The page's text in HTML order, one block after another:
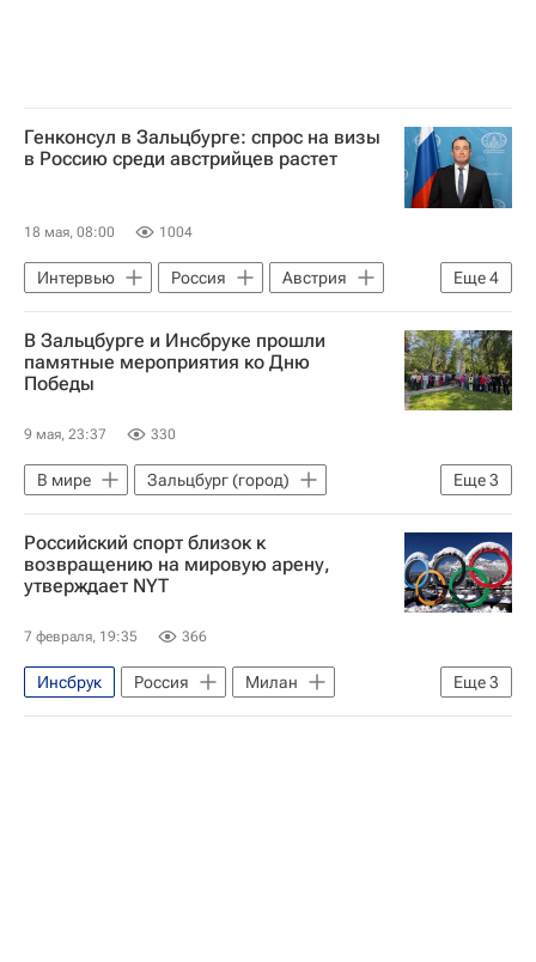
Генконсул в Зальцбурге: спрос на визы
в Россию среди австрийцев растет
18 мая, 08:00 1004
Еще4
Интервью Россия
Австрия
Зальцбург (город)
Максим Горький
Евросоюз
Маутхаузен
В Зальцбурге и Инсбруке прошли
памятные мероприятия ко Дню
Победы
9 мая, 23:37 330
Еще3
В мире
Зальцбург (город)
Россия
Австрия
День Победы — 2026
Российский спорт близок к
возвращению на мировую арену,
утверждает NYT
7 февраля, 19:35 366
Еще3
Инсбрук Россия
Милан
Международный олимпийский комитет (МОК)